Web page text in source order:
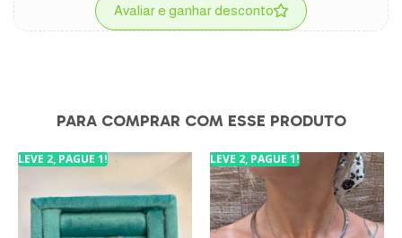
Avaliar e ganhar desconto
PARA COMPRAR COM ESSE PRODUTO
LEVE 2, PAGUE 1! LEVE 2, PAGUE 1!